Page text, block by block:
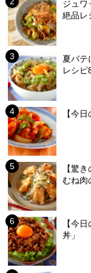
ジュワ
絶品レ
夏バテ
レシピ
【今
【驚
むね肉
【今
丼」